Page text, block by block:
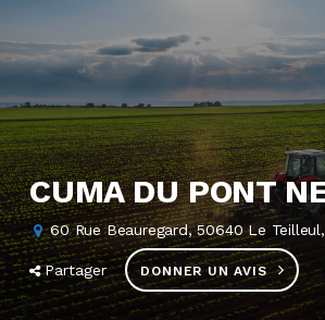
CUMA DU PONT
60 Rue Beauregard, 50640 Le
Partager DONNER UN AVIS